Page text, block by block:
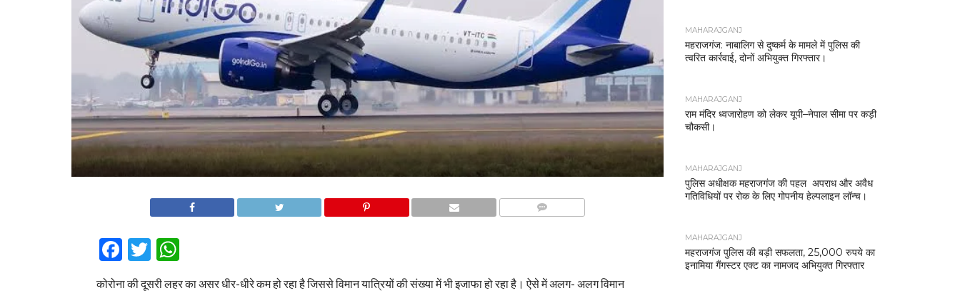
Facebook
Twitter
WhatsApp
कोरोना की दूसरी लहर का असर धीर-धीरे कम हो रहा है जिससे विमान यात्रियों की संख्या में भी इजाफा हो रहा है। ऐसे में अलग- अलग विमान
MAHARAJGANJ
महराजगंज: नाबालिग से दुष्कर्म के मामले में पुलिस की
त्वरित कार्रवाई, दोनों अभियुक्त गिरफ्तार।
MAHARAJGANJ
राम मंदिर ध्वजारोहण को लेकर यूपी–नेपाल सीमा पर कड़ी
चौकसी।
MAHARAJGANJ
पुलिस अधीक्षक महराजगंज की पहल अपराध और अवैध
गतिविधियों पर रोक के लिए गोपनीय हेल्पलाइन लॉन्च।
MAHARAJGANJ
महराजगंज पुलिस की बड़ी सफलता, 25,000 रुपये का
इनामिया गैंगस्टर एक्ट का नामजद अभियुक्त गिरफ्तार